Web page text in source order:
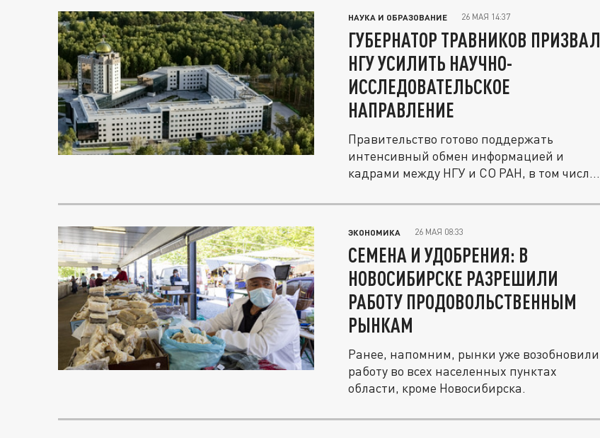
НАУКА И ОБРАЗОВАНИЕ 26 МАЯ 14:37
ГУБЕРНАТОР ТРАВНИКОВ ПРИЗВАЛ
НГУ УСИЛИТЬ НАУЧНО-
ИССЛЕДОВАТЕЛЬСКОЕ
НАПРАВЛЕНИЕ
Правительство готово поддержать
интенсивный обмен информацией и
кадрами между НГУ и СО РАН, в том числе
ЭКОНОМИКА 26 МАЯ 08:33
СЕМЕНА И УДОБРЕНИЯ: В
НОВОСИБИРСКЕ РАЗРЕШИЛИ
РАБОТУ ПРОДОВОЛЬСТВЕННЫМ
РЫНКАМ
Ранее, напомним, рынки уже возобновили
работу во всех населенных пунктах
области, кроме Новосибирска.